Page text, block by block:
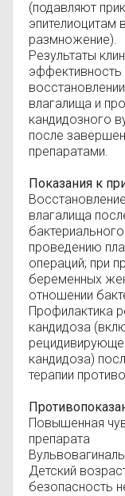
(подавляют
эпителиоцитам
размножение).
Результаты
влагалища и
кандидозного
после
препаратами.
Показания к
влагалища
проведению
операций; при
беременных
отношении
Профилактика
кандидоза
кандидоза)
терапии
Повышенная
препарата
Детский
безопасность